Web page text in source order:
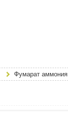
Фумарат аммония